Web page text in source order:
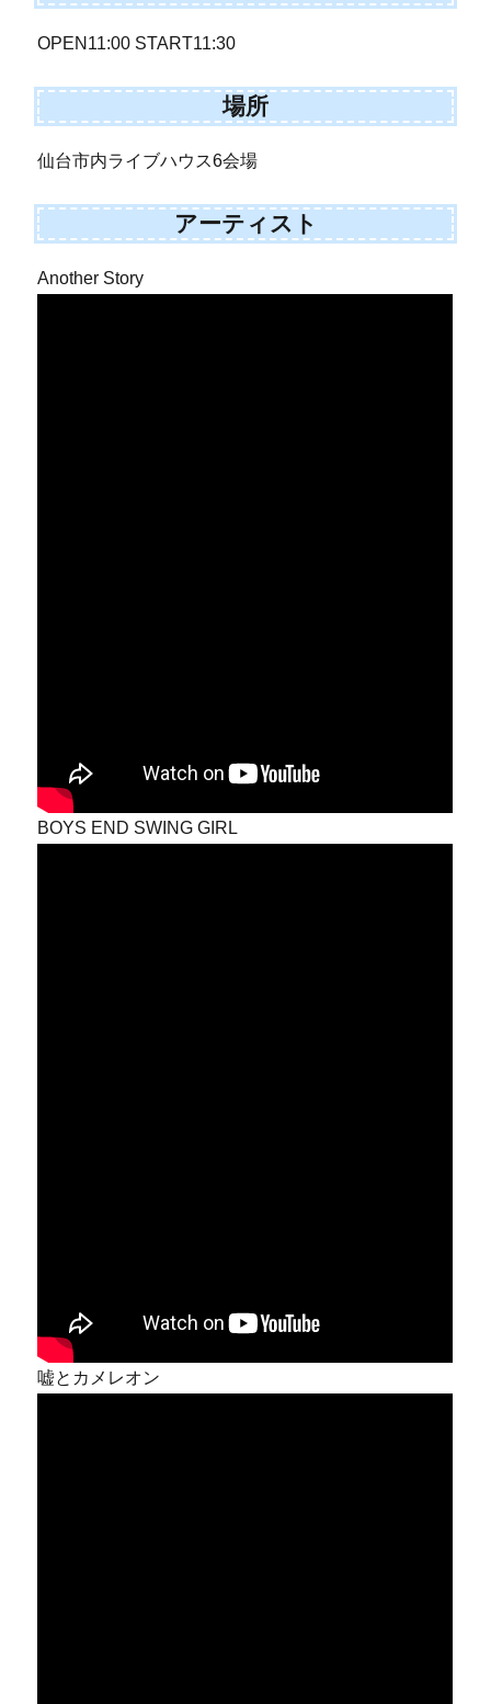
OPEN11:00 START11:30
場所
仙台市内ライブハウス6会場
アーティスト
Another Story
BOYS END SWING GIRL
嘘とカメレオン